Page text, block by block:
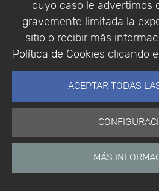
cuyo caso le advertimos
gravemente limitada la
sitio o recibir más
Política de Cookies clicando
ACEPTAR TODAS
MÁS
Política de
Condiciones de
Identificarse
Aviso Legal|
Política de
© Copyright 1994 - 2026.